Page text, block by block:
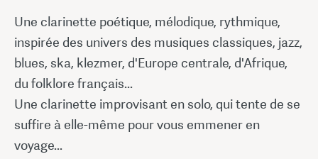
Une clarinette poétique, mélodique, rythmique,
inspirée des univers des musiques classiques, jazz,
blues, ska, klezmer, d'Europe centrale, d'Afrique,
du folklore français...
Une clarinette improvisant en solo, qui tente de se
suffire à elle-même pour vous emmener en
voyage...